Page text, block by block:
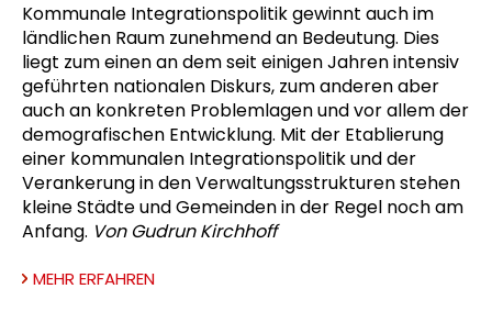
Kommunale Integrationspolitik gewinnt auch im
ländlichen Raum zunehmend an Bedeutung. Dies
liegt zum einen an dem seit einigen Jahren intensiv
geführten nationalen Diskurs, zum anderen aber
auch an konkreten Problemlagen und vor allem der
demografischen Entwicklung. Mit der Etablierung
einer kommunalen Integrationspolitik und der
Verankerung in den Verwaltungsstrukturen stehen
kleine Städte und Gemeinden in der Regel noch am
Anfang. Von Gudrun Kirchhoff
MEHR ERFAHREN